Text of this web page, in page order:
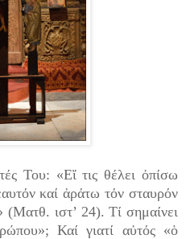
Του: «Εἴ τις θέλει ὀπίσω
καί ἀράτω τόν σταυρόν
(Ματθ. ιστ’ 24). Τί σημαίνει
Καί γιατί αὐτός «ὁ